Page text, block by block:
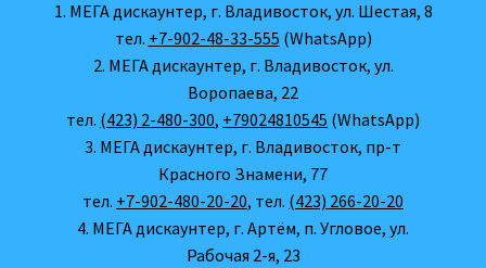
1. МЕГА дискаунтер, г. Владивосток, ул. Шестая, 8
тел. +7-902-48-33-555 (WhatsApp)
2. МЕГА дискаунтер, г. Владивосток, ул.
Воропаева, 22
тел. (423) 2-480-300, +79024810545 (WhatsApp)
3. МЕГА дискаунтер, г. Владивосток, пр-т
Красного Знамени, 77
тел. +7-902-480-20-20, тел. (423) 266-20-20
4. МЕГА дискаунтер, г. Артём, п. Угловое, ул.
Рабочая 2-я, 23